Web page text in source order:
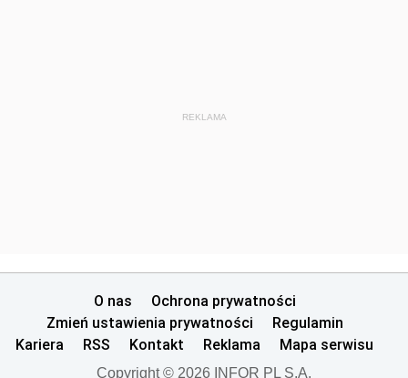
REKLAMA
O nas
Ochrona prywatności
Zmień ustawienia prywatności
Regulamin
Kariera
RSS Kontakt Reklama Mapa serwisu
Copyright © 2026 INFOR PL S.A.